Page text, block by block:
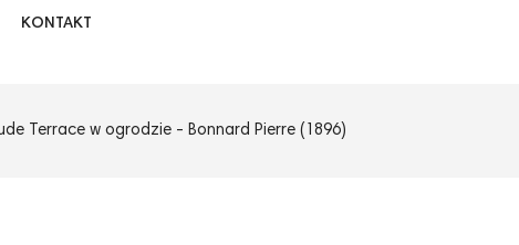
KONTAKT
Terrace w ogrodzie - Bonnard Pierre (1896)